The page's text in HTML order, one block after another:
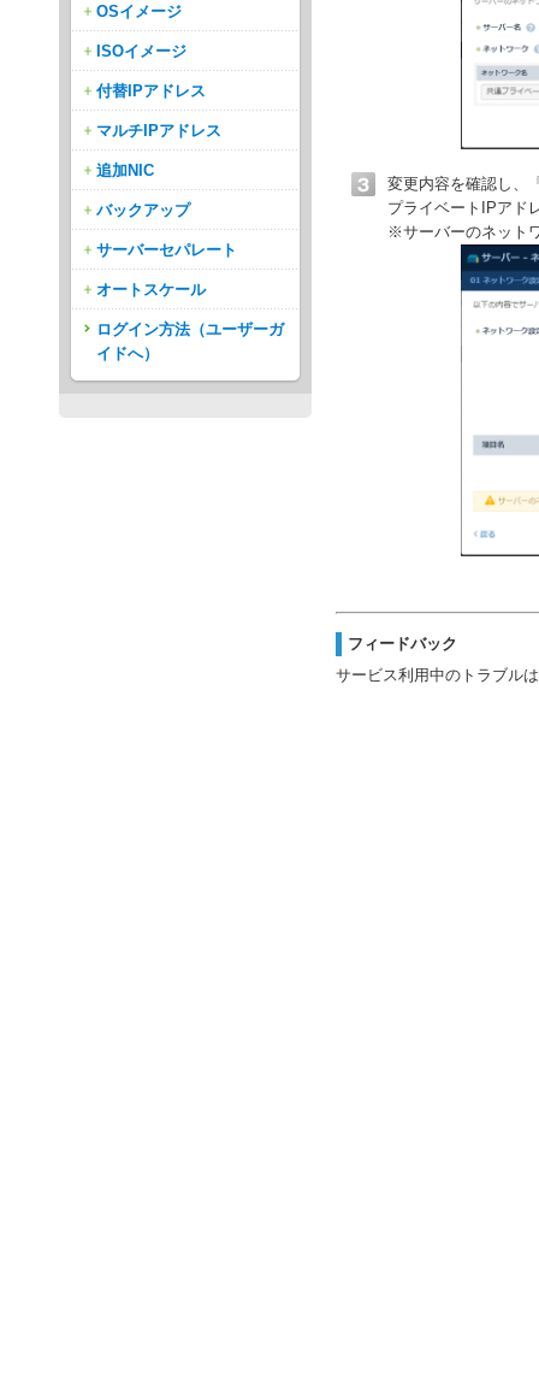
変更内容を確認し、
プライベートIPアド
※サーバーのネット
フィードバック
サービス利用中のトラブル
OSイメージ
ISOイメージ
付替IPアドレス
マルチIPアドレス
追加NIC
バックアップ
サーバーセパレート
オートスケール
ログイン方法（ユーザーガ
イドへ）